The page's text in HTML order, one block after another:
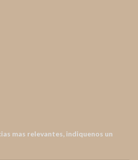
mas relevantes, indiquenos un